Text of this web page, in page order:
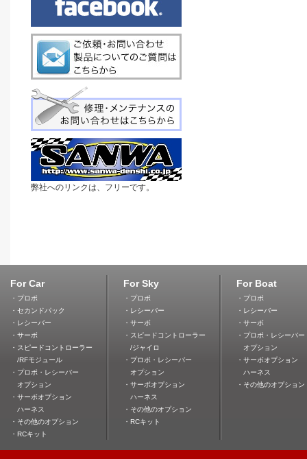
弊社へのリンクは、フリーです。
For Car
・プロポ
・セカンドパック
・レシーバー
・サーボ
・スピードコントローラー
/RFモジュール
・プロポ・レシーバー
オプション
・サーボオプション
ハーネス
・その他のオプション
・RCキット
For Sky
・プロポ
・レシーバー
・サーボ
・スピードコントローラー
/ジャイロ
・プロポ・レシーバー
オプション
・サーボオプション
ハーネス
・その他のオプション
・RCキット
For Boat
・プロポ
・レシーバー
・サーボ
・プロポ・レシーバー
オプション
・サーボオプション
ハーネス
・その他のオプション